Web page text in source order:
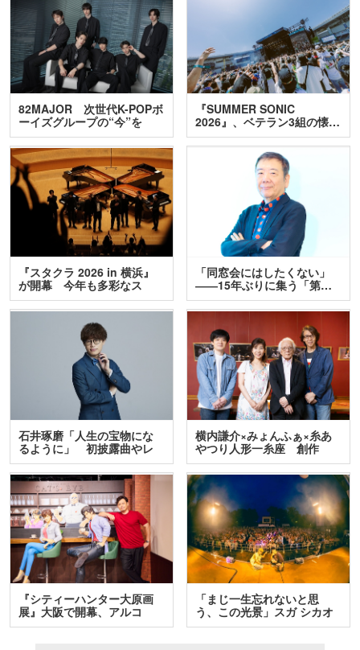
82MAJOR 次世代K-POPボ
ーイズグループの“今”を
訊…
『SUMMER SONIC
2026』、ベテラン3組の懐…
『スタクラ 2026 in 横浜』
が開幕 今年も多彩なス
テ…
「同窓会にはしたくない」
――15年ぶりに集う「第…
石井琢磨「人生の宝物にな
るように」 初披露曲やレ
ア…
横内謙介×みょんふぁ×糸あ
やつり人形一糸座 創作
人…
『シティーハンター大原画
展』大阪で開幕、アルコ
＆…
「まじ一生忘れないと思
う、この光景」スガ シカオ
と…